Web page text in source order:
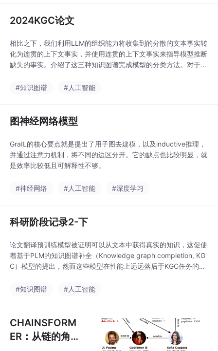
2024KGC论文
相比之下，我们利用LLM的组织能力将收集到的分散的文本事实转
化为连贯的上下文事实，并使用连贯的上下文事实来指导模型推断
缺失的事实。介绍了这三种知识图谱完成模型的分类方法。对于包
来学习知识嵌入，可以缓解图稀疏性导致的学习不足问题，而无需
#知识图谱 #人工智能
图神经网络模型
GraIL的核心要点就是提出了用子图去建模，以及inductive推理，
并通过注意力机制，将不同的边区分开。它的缺点也比较明显，就
是效率比较低且可解释性不够。
#神经网络 #人工智能 #深度学习
科研阶段记录2-下
论文翻译预训练模型被证明可以从文本中获得真实的知识，这促使
着基于PLM的知识图谱补全（Knowledge graph completion, KG
C）模型的提出，然而这些模型在性能上远远落后于KGC任务的S
在给定的知识图谱中没有出现的三元组是错误的。我们可以很容易
#知识图谱 #人工智能
CHAINSFORM
ER：从链的角度